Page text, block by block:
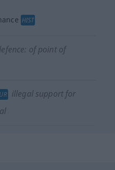
HIST
of point of
illegal support for